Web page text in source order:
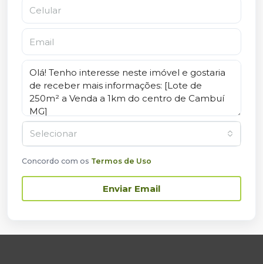
Selecionar
Concordo com os Termos de Uso
Enviar Email